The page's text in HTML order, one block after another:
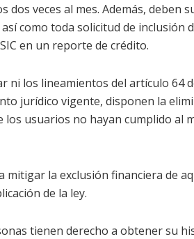
dos veces al mes. Además, deben
como toda solicitud de inclusión
en un reporte de crédito.
ni los lineamientos del artículo 64
jurídico vigente, disponen la
usuarios no hayan cumplido al
mitigar la exclusión financiera de
de la ley.
tienen derecho a obtener su